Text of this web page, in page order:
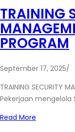
TRAINING
PROGRAM
September 17, 2025/
TRAINING SECURITY
Pekerjaan
Read More